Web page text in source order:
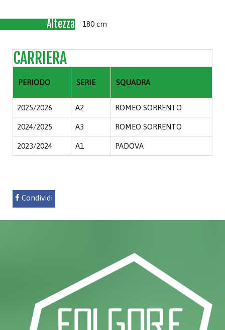
Altezza 180 cm
CARRIERA
PERIODO SERIE SQUADRA
2025/2026 A2 ROMEO SORRENTO
2024/2025 A3 ROMEO SORRENTO
2023/2024 A1 PADOVA
Condividi